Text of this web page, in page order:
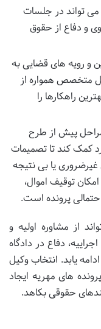
تواند در جلسات
و دفاع از حقوق
و رویه های قضایی به
متخصص همواره از
راهکارها را
پیش از طرح
کمک کند تا تصمیمات
غیرضروری یا بی نتیجه
توقیف اموال،
پرونده است.
از مشاوره اولیه و
دفاع در دادگاه
یابد. انتخاب وکیل
های مهریه ایجاد
حقوقی بکاهد.